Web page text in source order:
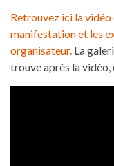
Retrouvez ici la
manifestation et les
organisateur. La
trouve après la vidéo,